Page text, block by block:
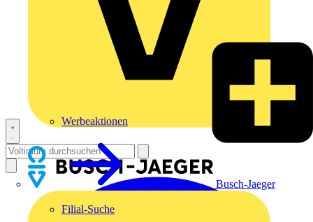
Busch-Jaeger
Werbeaktionen
Filial-Suche